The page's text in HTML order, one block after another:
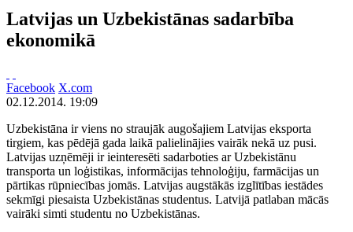
Latvijas un Uzbekistānas sadarbība
ekonomikā
Facebook X.com
02.12.2014. 19:09
Uzbekistāna ir viens no straujāk augošajiem Latvijas eksporta
tirgiem, kas pēdējā gada laikā palielinājies vairāk nekā uz pusi.
Latvijas uzņēmēji ir ieinteresēti sadarboties ar Uzbekistānu
transporta un loģistikas, informācijas tehnoloģiju, farmācijas un
pārtikas rūpniecības jomās. Latvijas augstākās izglītības iestādes
sekmīgi piesaista Uzbekistānas studentus. Latvijā patlaban mācās
vairāki simti studentu no Uzbekistānas.